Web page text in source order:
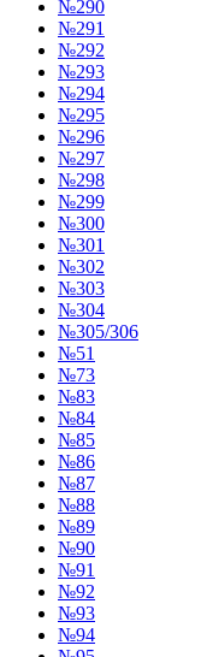
№290
№291
№292
№293
№294
№295
№296
№297
№298
№299
№300
№301
№302
№303
№304
№305/306
№51
№73
№83
№84
№85
№86
№87
№88
№89
№90
№91
№92
№93
№94